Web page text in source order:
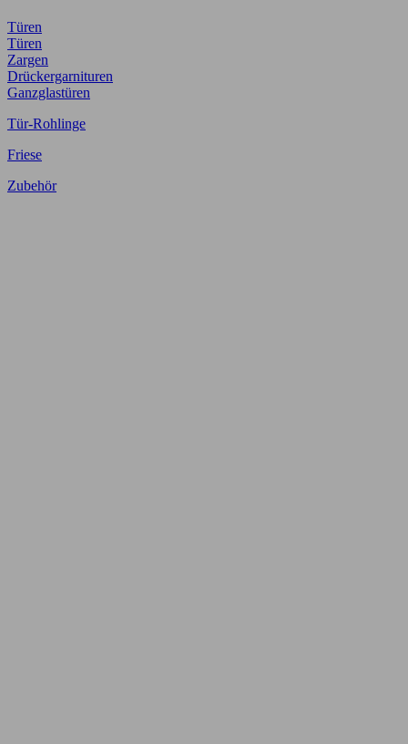
Türen
Türen
Zargen
Drückergarnituren
Ganzglastüren
Tür-Rohlinge
Friese
Zubehör